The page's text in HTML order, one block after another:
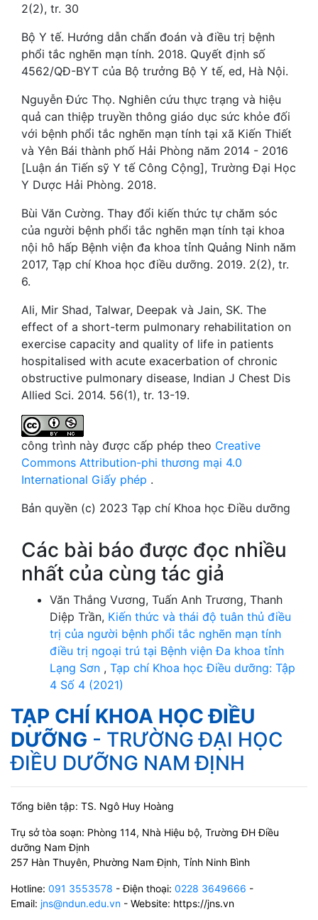
2(2), tr. 30
Bộ Y tế. Hướng dẫn chẩn đoán và điều trị bệnh
phổi tắc nghẽn mạn tính. 2018. Quyết định số
4562/QĐ-BYT của Bộ trưởng Bộ Y tế, ed, Hà Nội.
Nguyễn Đức Thọ. Nghiên cứu thực trạng và hiệu
quả can thiệp truyền thông giáo dục sức khỏe đối
với bệnh phổi tắc nghẽn mạn tính tại xã Kiến Thiết
và Yên Bái thành phố Hải Phòng năm 2014 - 2016
[Luận án Tiến sỹ Y tế Công Cộng], Trường Đại Học
Y Dược Hải Phòng. 2018.
Bùi Văn Cường. Thay đổi kiến thức tự chăm sóc
của người bệnh phổi tắc nghẽn mạn tính tại khoa
nội hô hấp Bệnh viện đa khoa tỉnh Quảng Ninh năm
2017, Tạp chí Khoa học điều dưỡng. 2019. 2(2), tr.
6.
Ali, Mir Shad, Talwar, Deepak và Jain, SK. The
effect of a short-term pulmonary rehabilitation on
exercise capacity and quality of life in patients
hospitalised with acute exacerbation of chronic
obstructive pulmonary disease, Indian J Chest Dis
Allied Sci. 2014. 56(1), tr. 13-19.
công trình này được cấp phép theo Creative
Commons Attribution-phi thương mại 4.0
International Giấy phép .
Bản quyền (c) 2023 Tạp chí Khoa học Điều dưỡng
Các bài báo được đọc nhiều
nhất của cùng tác giả
Văn Thắng Vương, Tuấn Anh Trương, Thanh
Diệp Trần, Kiến thức và thái độ tuân thủ điều
trị của người bệnh phổi tắc nghẽn mạn tính
điều trị ngoại trú tại Bệnh viện Đa khoa tỉnh
Lạng Sơn , Tạp chí Khoa học Điều dưỡng: Tập
4 Số 4 (2021)
TẠP CHÍ KHOA HỌC ĐIỀU
DƯỠNG - TRƯỜNG ĐẠI HỌC
ĐIỀU DƯỠNG NAM ĐỊNH
Tổng biên tập: TS. Ngô Huy Hoàng
Trụ sở tòa soạn: Phòng 114, Nhà Hiệu bộ, Trường ĐH Điều
dưỡng Nam Định
257 Hàn Thuyên, Phường Nam Định, Tỉnh Ninh Bình
Hotline: 091 3553578 - Điện thoại: 0228 3649666 -
Email: jns@ndun.edu.vn - Website: https://jns.vn